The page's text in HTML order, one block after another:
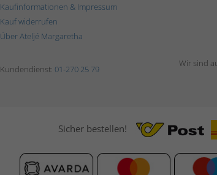
Kaufinformationen & Impressum
Kauf widerrufen
Über Ateljé Margaretha
Kundendienst: 01-270 25 79
Wir sind
Sicher bestellen!